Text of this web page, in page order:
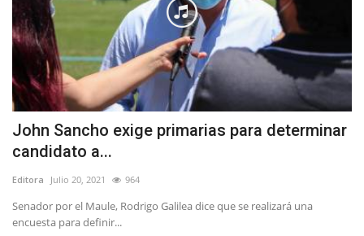
John Sancho exige primarias para determinar
candidato a...
Editora Julio 20, 2021 964
Senador por el Maule, Rodrigo Galilea dice que se realizará una
encuesta para definir...